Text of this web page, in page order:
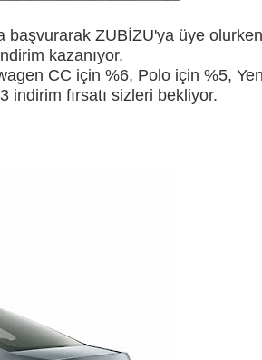
başvurarak ZUBİZU'ya üye olurken
kazanıyor.
CC için %6, Polo için %5,
fırsatı sizleri bekliyor.